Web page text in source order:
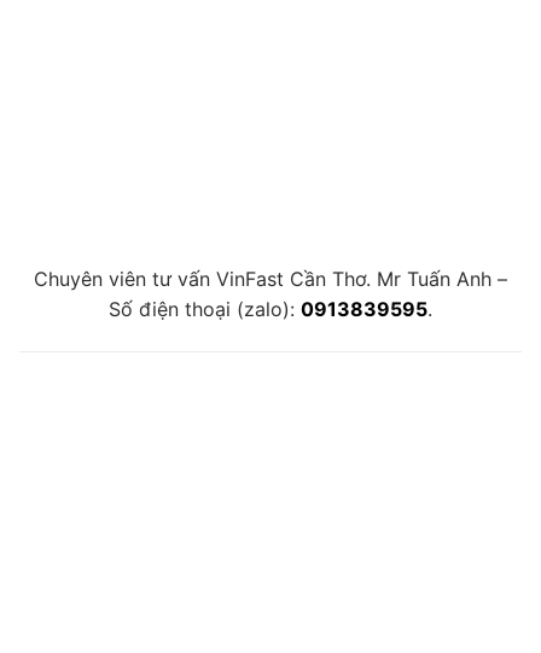
Chuyên viên tư vấn VinFast Cần Thơ. Mr Tuấn Anh –
Số điện thoại (zalo): 0913839595.